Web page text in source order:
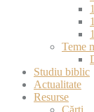
Teme
Studiu biblic
Actualitate
Resurse
Cărți